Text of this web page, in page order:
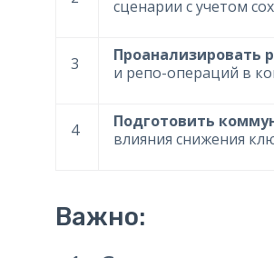
сценарии с учетом
3
Проанализировать
и репо-операций в
4
Подготовить
влияния снижения
Важно: